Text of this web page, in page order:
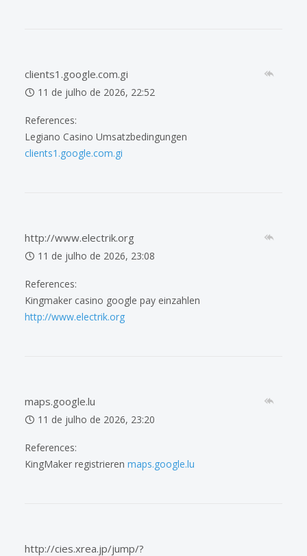
clients1.google.com.gi
11 de julho de 2026, 22:52
References:
Legiano Casino Umsatzbedingungen
clients1.google.com.gi
http://www.electrik.org
11 de julho de 2026, 23:08
References:
Kingmaker casino google pay einzahlen
http://www.electrik.org
maps.google.lu
11 de julho de 2026, 23:20
References:
KingMaker registrieren maps.google.lu
http://cies.xrea.jp/jump/?